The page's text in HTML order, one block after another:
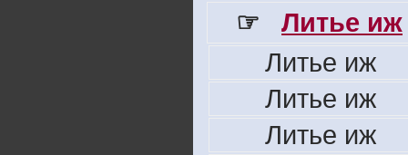
☞
Литье иж
Литье иж
Литье иж
Литье иж